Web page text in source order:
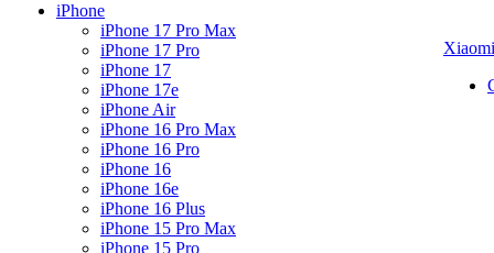
iPhone
iPhone 17 Pro Max
iPhone 17 Pro
iPhone 17
iPhone 17e
iPhone Air
iPhone 16 Pro Max
iPhone 16 Pro
iPhone 16
iPhone 16e
iPhone 16 Plus
iPhone 15 Pro Max
iPhone 15 Pro
Xiaomi